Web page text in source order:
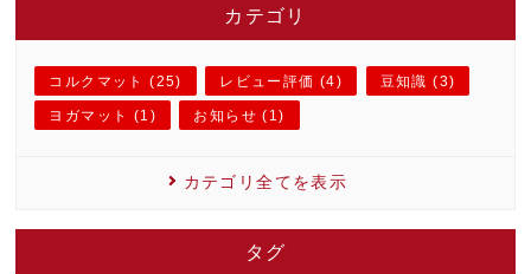
カテゴリ
コルクマット (25) レビュー評価 (4) 豆知識 (3)
ヨガマット (1) お知らせ (1)
カテゴリ全てを表示
タグ